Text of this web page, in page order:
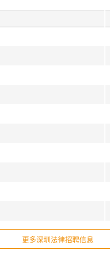
更多深圳法律招聘信息